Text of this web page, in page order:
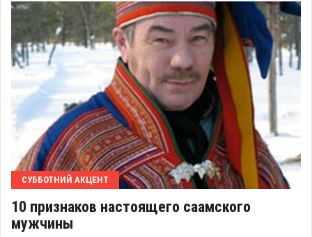
СУББОТНИЙ АКЦЕНТ
10 признаков настоящего саамского
мужчины